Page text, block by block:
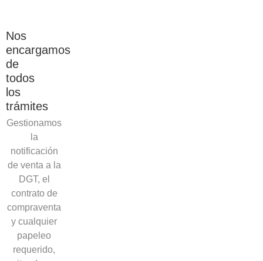
Nos
encargamos
de
todos
los
trámites
Gestionamos
la
notificación
de venta a la
DGT, el
contrato de
compraventa
y cualquier
papeleo
requerido,